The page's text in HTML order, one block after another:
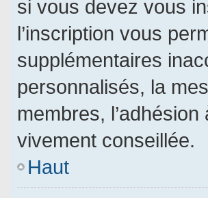
si vous devez vous
l’inscription vous
supplémentaires
personnalisés, la
membres,
vivement conseillée.
Haut